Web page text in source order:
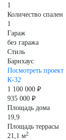
1
Количество спален
1
Гараж
без гаража
Стиль
Барнхаус
Посмотреть проект
К-32
1 100 000 ₽
935 000 ₽
Площадь дома
19,9
Площадь террасы
21,1 м2